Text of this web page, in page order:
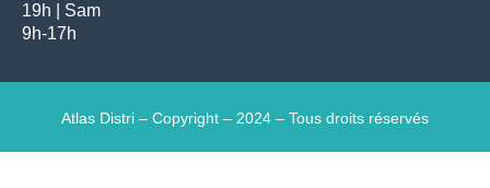
19h | Sam
9h-17h
Atlas Distri – Copyright – 2024 – Tous droits réservés